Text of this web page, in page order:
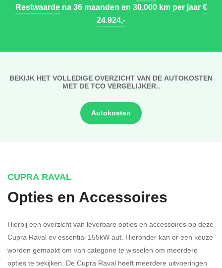
Restwaardena 36 maanden en 30.000 km per jaar€
24.924,-
BEKIJK HET VOLLEDIGE OVERZICHT VAN DE AUTOKOSTEN
MET DE TCO VERGELIJKER..
Autokosten
CUPRA RAVAL
Opties en Accessoires
Hierbij een overzicht van leverbare opties en accessoires op deze
Cupra Raval ev essential 155kW aut. Hieronder kan er een keuze
worden gemaakt om van categorie te wisselen om meerdere
opties te bekijken. De Cupra Raval heeft meerdere uitvoeringen